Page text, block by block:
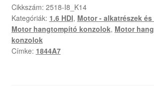
1.6
HDI
1844A7
mennyiség
Cikkszám: 2518-I8_K14
Kategóriák: 1.6 HDI, Motor - alkatrészek
Motor hangtompító konzolok, Motor
konzolok
Címke: 1844A7